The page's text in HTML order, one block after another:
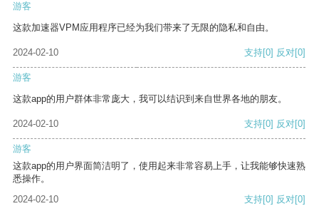
游客
这款加速器VPM应用程序已经为我们带来了无限的隐私和自由。
2024-02-10 支持[0] 反对[0]
游客
这款app的用户群体非常庞大，我可以结识到来自世界各地的朋友。
2024-02-10 支持[0] 反对[0]
游客
这款app的用户界面简洁明了，使用起来非常容易上手，让我能够快速熟
悉操作。
2024-02-10
支持[0] 反对[0]